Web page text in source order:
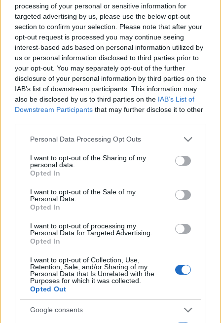
processing of your personal or sensitive information for
targeted advertising by us, please use the below opt-out
section to confirm your selection. Please note that after your
opt-out request is processed you may continue seeing
interest-based ads based on personal information utilized by
us or personal information disclosed to third parties prior to
your opt-out. You may separately opt-out of the further
disclosure of your personal information by third parties on the
IAB’s list of downstream participants. This information may
also be disclosed by us to third parties on the IAB’s List of
Downstream Participants that may further disclose it to other
Please note that this website/app uses one or more Google
not limited to your visit or usage behaviour. You may click to
grant or deny consent to Google and its third-party tags to
use your data for below specified purposes in below Google
consent section.
Personal Data Processing Opt Outs
I want to opt-out of the Sharing of my
personal data.
Opted In
I want to opt-out of the Sale of my
Personal Data.
Opted In
I want to opt-out of processing my
Personal Data for Targeted Advertising.
Opted In
I want to opt-out of Collection, Use,
Retention, Sale, and/or Sharing of my
Personal Data that Is Unrelated with the
Purposes for which it was collected.
Opted Out
Google consents
AiAdhubMedia
Continua a leggere
NEWS E ATTUALITÀ